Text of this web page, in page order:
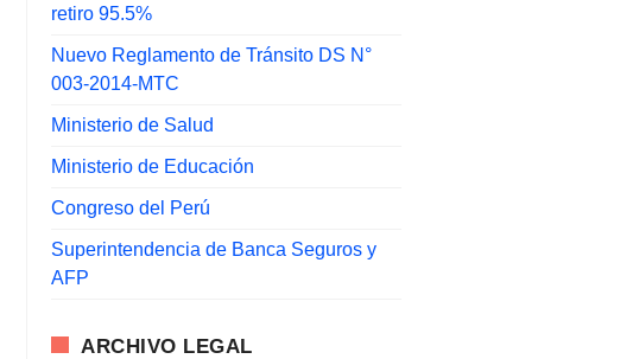
retiro 95.5%
Nuevo Reglamento de Tránsito DS N°
003-2014-MTC
Ministerio de Salud
Ministerio de Educación
Congreso del Perú
Superintendencia de Banca Seguros y
AFP
ARCHIVO LEGAL